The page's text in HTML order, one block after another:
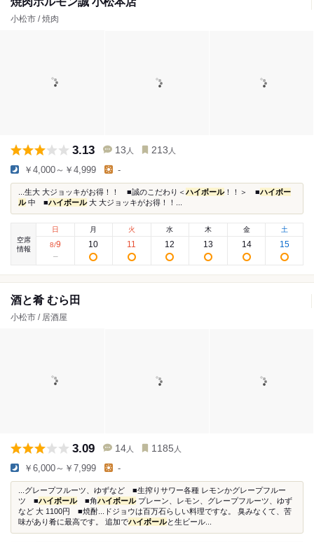
小松市 / 焼肉
3.13 13 人 213 人
￥4,000～￥4,999 -
...生大 大ジョッキがお得！！ ■誠のこだわり＜ハイボール！！＞ ■ハイボー
ル中 ■ハイボール大 大ジョッキがお得！！...
空席
情報
日
8/9
月
10
火
11
水
12
木
13
金
14
土
15
酒と肴 むら田
小松市 / 居酒屋
3.09 14 人 1185 人
￥6,000～￥7,999 -
...グレープフルーツ、ゆずなど ■生搾りサワー各種 レモンかグレープフルー
ツ ■ハイボール■角ハイボールプレーン、レモン、グレープフルーツ、ゆず
など 大 1100円 ■焼酎...ドジョウは百万石らしい料理ですな。 臭みなくて、苦
味があり肴に最高です。 追加でハイボールと生ビール...